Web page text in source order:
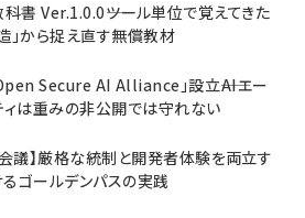
科書 Ver.1.0.0――ツール単位で覚えてきた
から捉え直す無償教材
Secure AI Alliance」設立――AIエー
ィは重みの非公開では守れない
会議】厳格な統制と開発者体験を両立す
ゴールデンパスの実践